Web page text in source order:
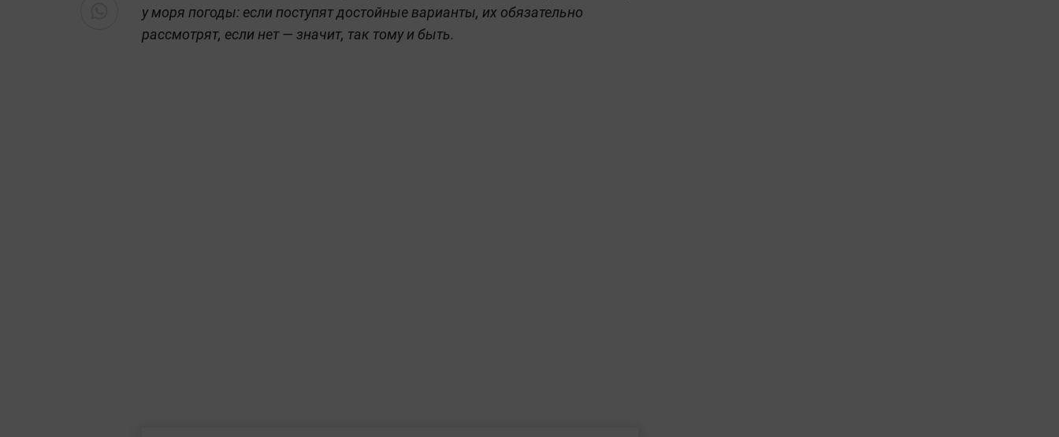
у моря погоды: если поступят достойные варианты, их обязательно
рассмотрят, если нет — значит, так тому и быть.